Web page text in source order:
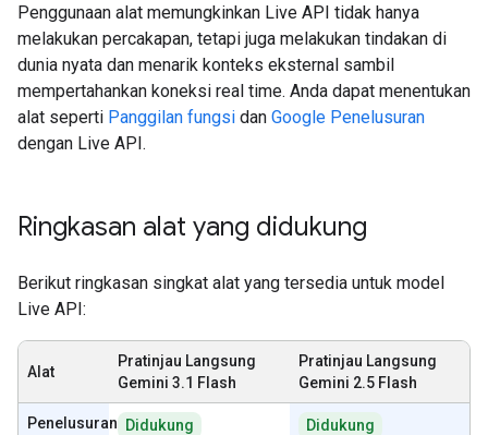
Penggunaan alat memungkinkan Live API tidak hanya
melakukan percakapan, tetapi juga melakukan tindakan di
dunia nyata dan menarik konteks eksternal sambil
mempertahankan koneksi real time. Anda dapat menentukan
alat seperti Panggilan fungsi dan Google Penelusuran
dengan Live API.
Ringkasan alat yang didukung
Berikut ringkasan singkat alat yang tersedia untuk model
Live API:
Alat
Pratinjau Langsung
Gemini 3.1 Flash
Pratinjau Langsung
Gemini 2.5 Flash
Penelusuran Didukung Didukung